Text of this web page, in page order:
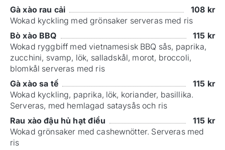
Gà xào rau cải
108 kr
Wokad kyckling med grönsaker serveras med ris
Bò xào BBQ
115 kr
Wokad ryggbiff med vietnamesisk BBQ sås, paprika,
zucchini, svamp, lök, salladskål, morot, broccoli,
blomkål serveras med ris
Gà xào sa tế
115 kr
Wokad kyckling, paprika, lök, koriander, basillika.
Serveras, med hemlagad sataysås och ris
Rau xào đậu hủ hạt điều
115 kr
Wokad grönsaker med cashewnötter. Serveras med
ris